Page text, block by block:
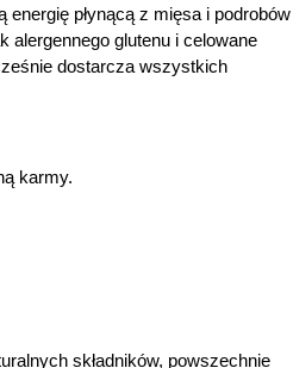
płynącą z mięsa i podrobów
alergennego glutenu i celowane
dostarcza wszystkich
karmy.
składników, powszechnie